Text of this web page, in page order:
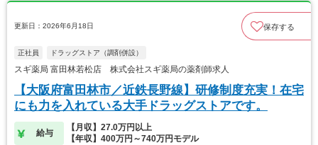
更新日：2026年6月18日 保存する
正社員 ドラッグストア（調剤併設）
スギ薬局 富田林若松店 株式会社スギ薬局の薬剤師求人
【大阪府富田林市／近鉄長野線】研修制度充実！在宅
にも力を入れている大手ドラッグストアです。
給与
【月収】27.0万円以上
【年収】400万円～740万円モデル